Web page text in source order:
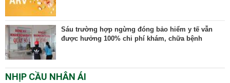
Sáu trường hợp ngừng đóng bảo hiểm y tế vẫn
được hưởng 100% chi phí khám, chữa bệnh
NHỊP CẦU NHÂN ÁI